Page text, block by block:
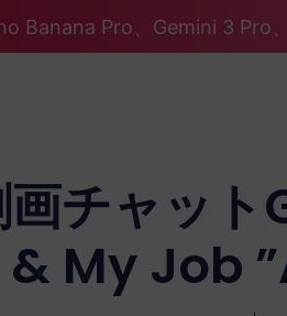
Banana Pro、Gemini 3 Pro
チャット
& My Job